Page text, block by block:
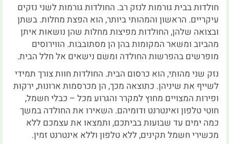
חולדות בבית גורמות לנזק רב. החולדות גורמות לשני נזקים
עיקריים. הראשון והמהותי ביותר, הוא הפצת מחלות. בשתן
ובצואה שלהן, החולדות מפיצות מחלות שהן נושאות איתן
מהביוב ומשאר המקומות בהן הן מסתובבות. הווירוסים
מופרשים בהפרשות החולדה ומשם נישאים אל חלל הבית.
נזק שני מהותי, הוא כרסום הבית. החולדות חוות צורך תמידי
לשייף את שיניהן. כתוצאה מכך, הן מכרסמות ארונות, ירקות
ופירות המצויים מחוץ למקרר והגרוע מכל – כבלי חשמל,
חוטי טלפון ואינטרנט ודומיהם. השאירו את החולדה במשך
כמה ימים עד שבועות בביתכם, ותמצאו את עצמכם ללא
מכשירי חשמל תקינים, ללא טלפון וללא אינטרנט זמין.